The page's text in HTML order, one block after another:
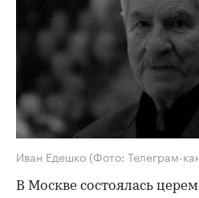
Иван Едешко (Фото: Телеграм-
В Москве состоялась